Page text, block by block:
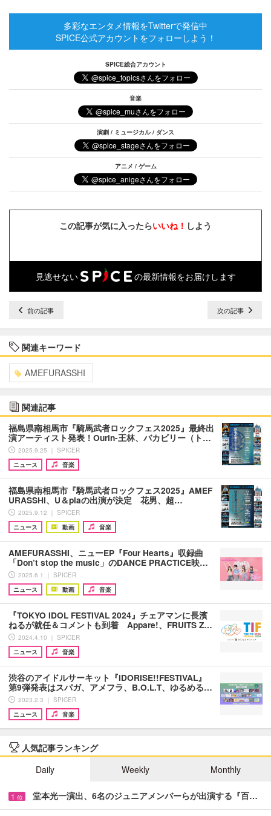
多彩なエンタメ情報をTwitterで発信中
SPICE公式アカウントをフォローしよう！
SPICE総合アカウント
音楽
演劇 / ミュージカル / ダンス
アニメ / ゲーム
この記事が気に入ったらいいね！ しよう
見逃せない の最新情報をお届けします
前の記事 次の記事
関連キーワード
AMEFURASSHI
関連記事
福島県南相馬市『騎馬武者ロックフェス2025』最終出
演アーティスト発表！Ourin-王林、バカビリー（ト…
2025.9.25 ｜ SPICER
ニュース
音楽
福島県南相馬市『騎馬武者ロックフェス2025』AMEF
URASSHI、U＆piaの出演が決定 花男、超…
2025.9.12 ｜ SPICER
ニュース
動画 音楽
AMEFURASSHI、ニューEP『Four Hearts』収録曲
「Don’t stop the music」のDANCE PRACTICE映…
2025.6.1 ｜ SPICER
ニュース
動画 音楽
『TOKYO IDOL FESTIVAL 2024』チェアマンに長濱
ねるが就任＆コメントも到着 Appare!、FRUITS Z…
2024.4.10 ｜ SPICER
ニュース
音楽
渋谷のアイドルサーキット『IDORISE!!FESTIVAL』
第9弾発表はスパガ、アメフラ、B.O.L.T、ゆるめる…
2023.2.3 ｜ SPICER
ニュース
音楽
人気記事ランキング
Daily
Weekly Monthly
1 位 堂本光一演出、6名のジュニアメンバーらが出演する『百…